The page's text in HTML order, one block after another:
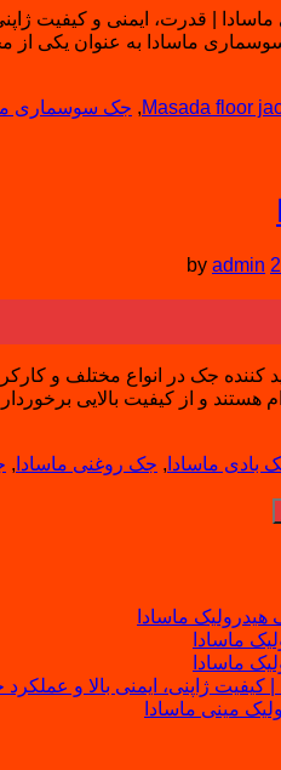
Masada floor
, جک سوسماری
by admin
کننده جک در انواع مختلف و
هستند و از کیفیت بالایی
بادی ماسادا , جک روغنی ماسادا ,
هیدرولیک ماسادا
ماسادا
ماسادا
کیفیت ژاپنی، ایمنی بالا و
مینی ماسادا